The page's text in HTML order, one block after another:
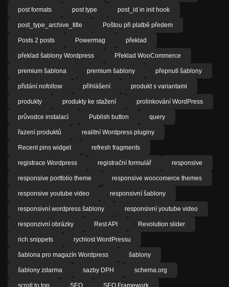
post formats post type post_id in init hook
post_type_archive_title Poštou při platbě předem
Posts 2 posts Powermag překlad
překlad šablony Wordpress Překlad WooCommerce
premium šablona premium šablony přepnutí šablony
přidání nofollow přihlášení produkt s variantami
produkty produkty ke stažení prolinkování WordPress
průvodce instalací Publish button query
řazení produktů realitní Wordpress pluginy
Recent pins widget refresh fragments
registrace Wordpress registrační formulář responsive
responsive portfolio theme responsive woocomerce themes
responsive youtube video responsivní šablony
responsivní wordpress šablony responsivní youtube video
responzivní obrázky Rest API Revolution slider
rich snippets rychlost WordPressu
šablona pro magazín Wordpress šablony
šablony zdarma sazby DPH schema.org
scroll to top SEO SEO Framework